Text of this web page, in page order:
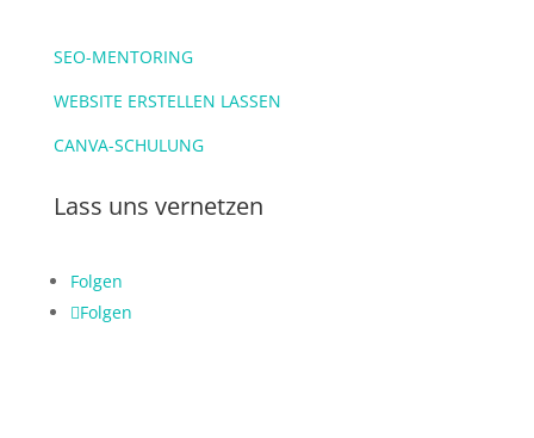
SEO-MENTORING
WEBSITE ERSTELLEN LASSEN
CANVA-SCHULUNG
Lass uns vernetzen
Folgen
Folgen